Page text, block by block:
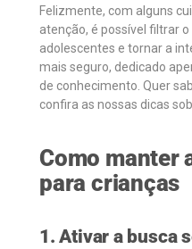
Felizmente, com alguns
atenção, é possível filtrar
adolescentes e tornar a
mais seguro, dedicado
de conhecimento. Quer
confira as nossas dicas
Como manter
para crianças
1. Ativar a busca